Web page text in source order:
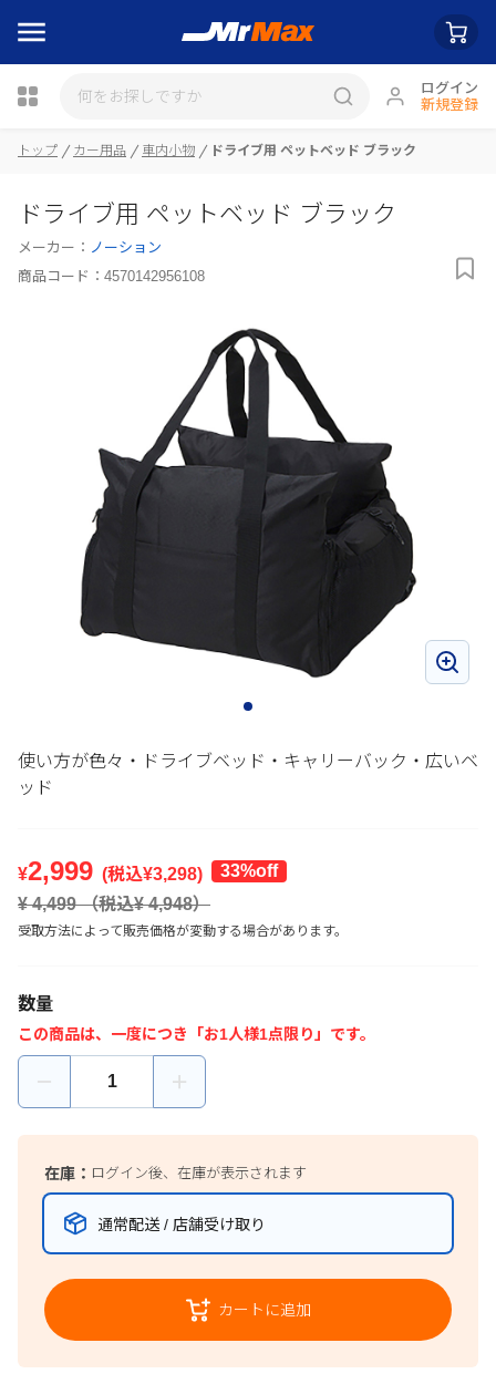
ログイン
新規登録
瓶詰
トップ カー用品 車内小物 ドライブ用 ペットベッド ブラック
ドライブ用 ペットベッド ブラック
メーカー： ノーション
商品コード： 4570142956108
使い方が色々・ドライブベッド・キャリーバック・広いベ
ッド
¥2,999 (税込¥3,298)
33%off
¥ 4,499（税込¥4,948）
受取方法によって販売価格が変動する場合があります。
数量
この商品は、一度につき「お1人様1点限り」です。
在庫： ログイン後、在庫が表示されます
通常配送 / 店舗受け取り
カートに追加